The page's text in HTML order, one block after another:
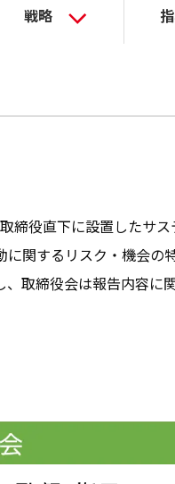
戦略
締役直下に設置したサ
関するリスク・機会
取締役会は報告内容に